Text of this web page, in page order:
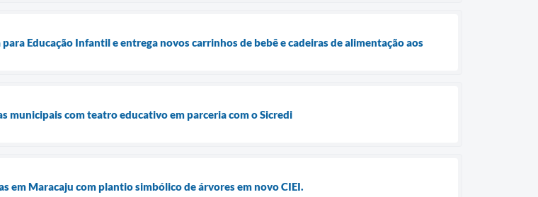
Educação Infantil e entrega novos carrinhos de bebê e cadeiras de alimentação aos
municipais com teatro educativo em parceria com o Sicredi
em Maracaju com plantio simbólico de árvores em novo CIEI.